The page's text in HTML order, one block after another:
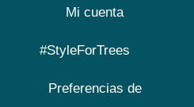
Mi cuenta
#StyleForTrees
Preferencias de